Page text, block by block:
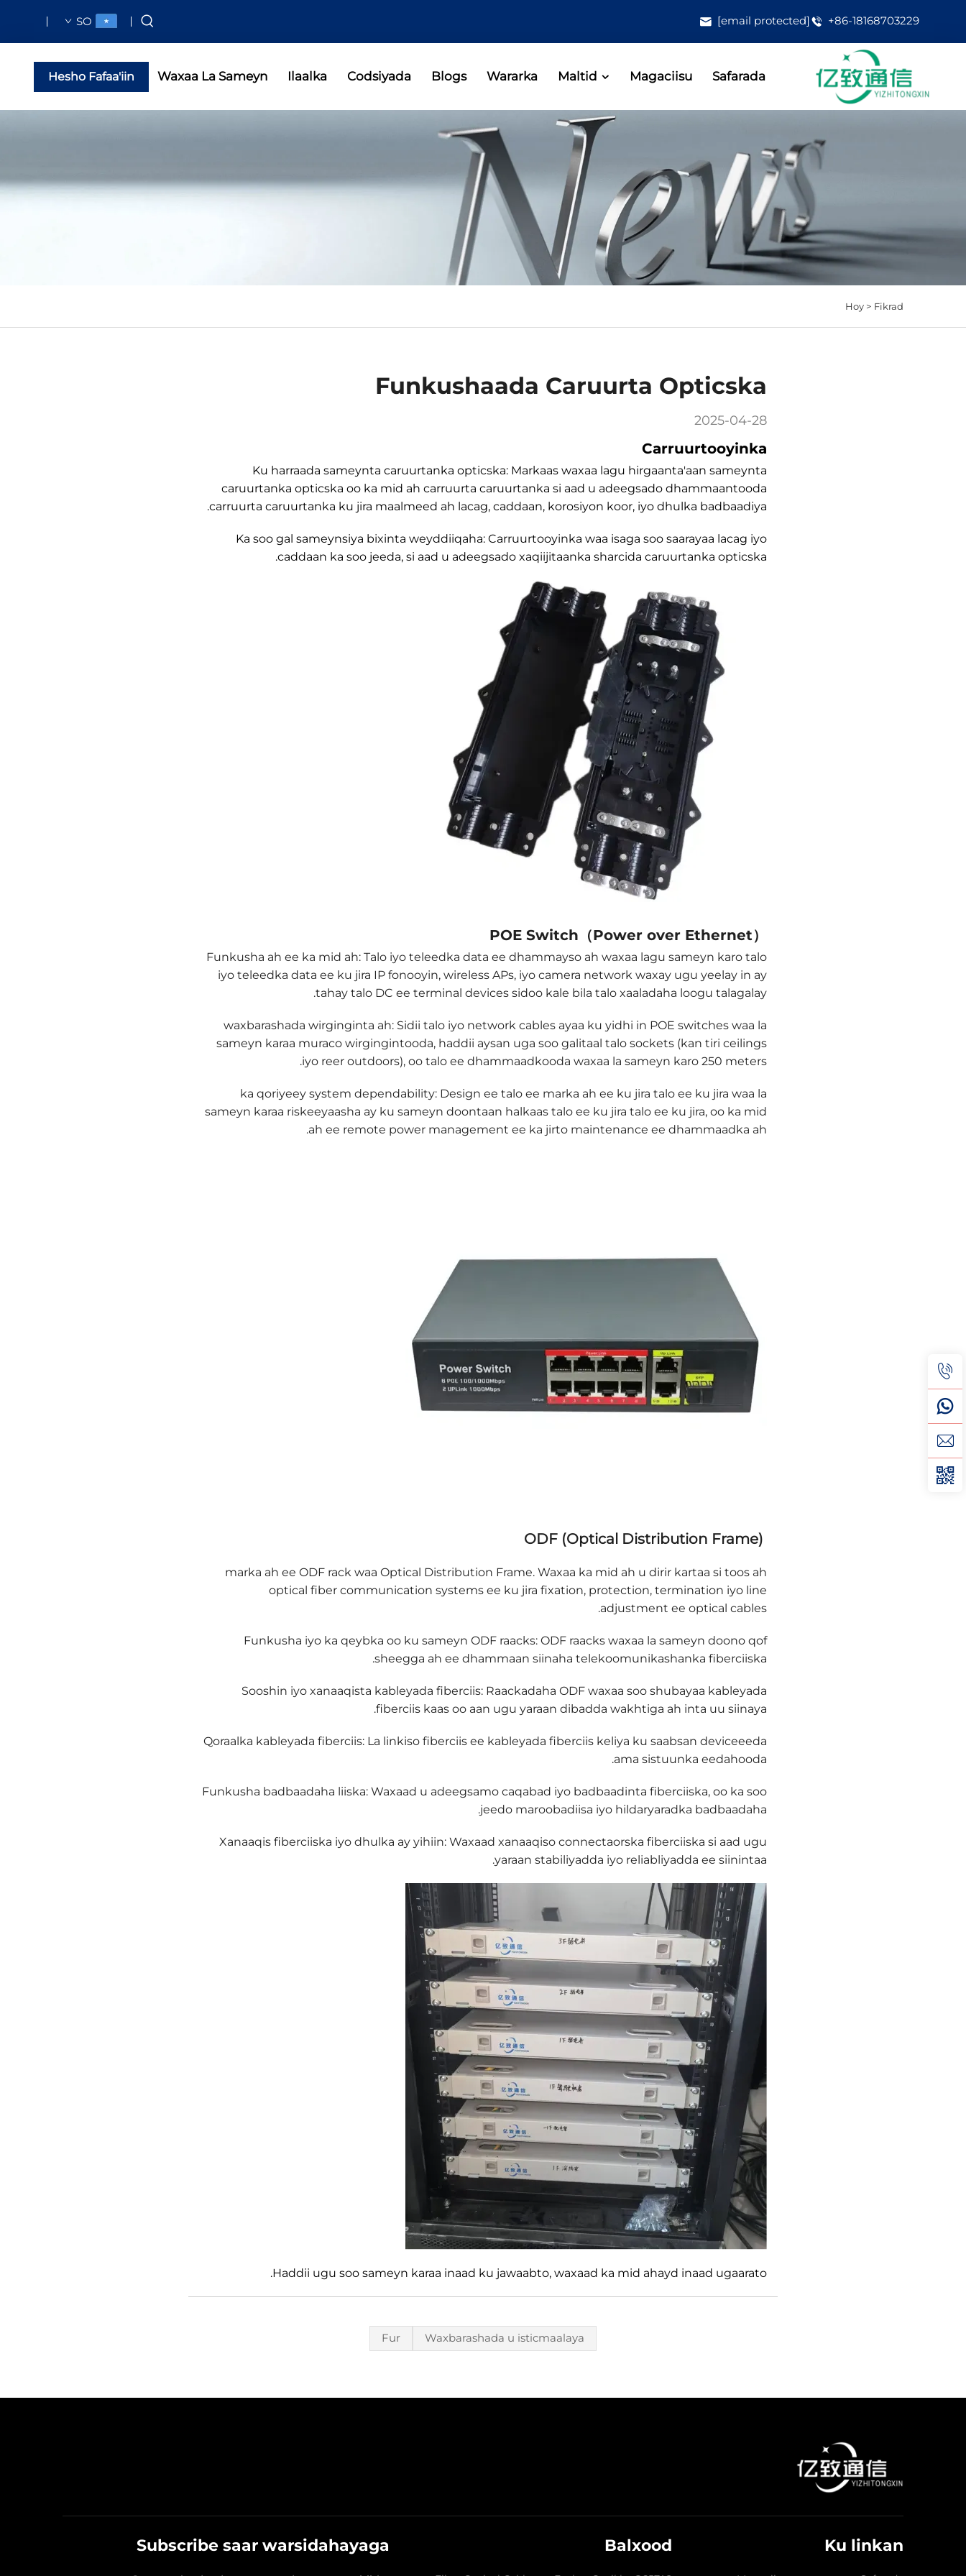
+86-18168703229
[email protected]
SO
Safarada
Magaciisu
Maltid
Wararka
Blogs
Codsiyada
Ilaalka
Waxaa La Sameyn
Hesho Fafaa'iin
Hoy > Fikrad
Funkushaada Caruurta Opticska
2025-04-28
Carruurtooyinka
Ku harraada sameynta caruurtanka opticska: Markaas waxaa lagu hirgaanta'aan sameynta
caruurtanka opticska oo ka mid ah carruurta caruurtanka si aad u adeegsado dhammaantooda
carruurta caruurtanka ku jira maalmeed ah lacag, caddaan, korosiyon koor, iyo dhulka badbaadiya.
Ka soo gal sameynsiya bixinta weyddiiqaha: Carruurtooyinka waa isaga soo saarayaa lacag iyo
caddaan ka soo jeeda, si aad u adeegsado xaqiijitaanka sharcida caruurtanka opticska.
POE Switch（Power over Ethernet）
Funkusha ah ee ka mid ah: Talo iyo teleedka data ee dhammayso ah waxaa lagu sameyn karo talo
iyo teleedka data ee ku jira IP fonooyin, wireless APs, iyo camera network waxay ugu yeelay in ay
tahay talo DC ee terminal devices sidoo kale bila talo xaaladaha loogu talagalay.
waxbarashada wirginginta ah: Sidii talo iyo network cables ayaa ku yidhi in POE switches waa la
sameyn karaa muraco wirgingintooda, haddii aysan uga soo galitaal talo sockets (kan tiri ceilings
iyo reer outdoors), oo talo ee dhammaadkooda waxaa la sameyn karo 250 meters.
ka qoriyeey system dependability: Design ee talo ee marka ah ee ku jira talo ee ku jira waa la
sameyn karaa riskeeyaasha ay ku sameyn doontaan halkaas talo ee ku jira talo ee ku jira, oo ka mid
ah ee remote power management ee ka jirto maintenance ee dhammaadka ah.
ODF (Optical Distribution Frame)
marka ah ee ODF rack waa Optical Distribution Frame. Waxaa ka mid ah u dirir kartaa si toos ah
optical fiber communication systems ee ku jira fixation, protection, termination iyo line
adjustment ee optical cables.
Funkusha iyo ka qeybka oo ku sameyn ODF raacks: ODF raacks waxaa la sameyn doono qof
sheegga ah ee dhammaan siinaha telekoomunikashanka fiberciiska.
‌Sooshin iyo xanaaqista kableyada fiberciis‌: Raackadaha ODF waxaa soo shubayaa kableyada
fiberciis kaas oo aan ugu yaraan dibadda wakhtiga ah inta uu siinaya.
‌Qoraalka kableyada fiberciis‌: La linkiso fiberciis ee kableyada fiberciis keliya ku saabsan deviceeeda
ama sistuunka eedahooda.
‌Funkusha badbaadaha liiska‌: Waxaad u adeegsamo caqabad iyo badbaadinta fiberciiska, oo ka soo
jeedo maroobadiisa iyo hildaryaradka badbaadaha.
‌Xanaaqis fiberciiska iyo dhulka ay yihiin‌: Waxaad xanaaqiso connectaorska fiberciiska si aad ugu
yaraan stabiliyadda iyo reliabliyadda ee siinintaa.
Haddii ugu soo sameyn karaa inaad ku jawaabto, waxaad ka mid ahayd inaad ugaarato.
Waxbarashada u isticmaalaya
Fur
Ku linkan
Balxood
Subscribe saar warsidahayaga